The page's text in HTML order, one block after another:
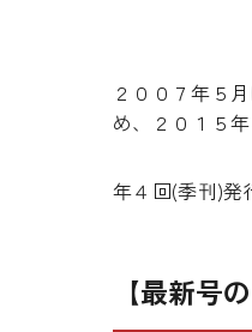
２００７年５
め、２０１５
年４回(季刊)発
【最新号